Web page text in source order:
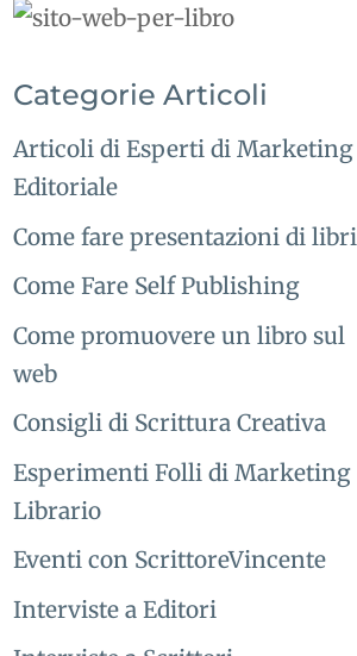
Categorie Articoli
Articoli di Esperti di Marketing
Editoriale
Come fare presentazioni di libri
Come Fare Self Publishing
Come promuovere un libro sul
web
Consigli di Scrittura Creativa
Esperimenti Folli di Marketing
Librario
Eventi con ScrittoreVincente
Interviste a Editori